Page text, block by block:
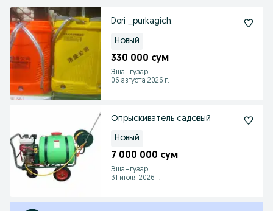
Dori _purkagich.
Новый
330 000 сум
Эшангузар
06 августа 2026 г.
Опрыскиватель садовый
Новый
7 000 000 сум
Эшангузар
31 июля 2026 г.